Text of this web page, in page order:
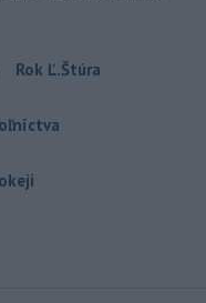
Rok Ľ.Štúra